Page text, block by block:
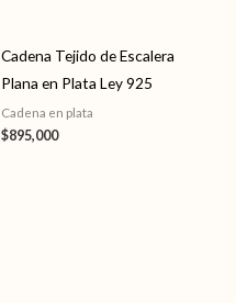
Cadena Tejido de Escalera
Plana en Plata Ley 925
Cadena en plata
$895,000